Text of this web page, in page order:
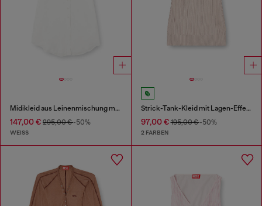
Midikleid aus Leinenmischung mit Knotendetail
147,00 € 295,00 €-50%
WEISS
Strick-Tank-Kleid mit Lagen-Effekt
97,00 €195,00 €-50%
2 FARBEN